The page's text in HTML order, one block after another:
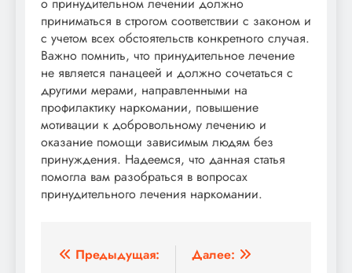
приниматься в строгом соответствии с законом и
с учетом всех обстоятельств конкретного случая.
Важно помнить, что принудительное лечение
не является панацеей и должно сочетаться с
другими мерами, направленными на
профилактику наркомании, повышение
мотивации к добровольному лечению и
оказание помощи зависимым людям без
принуждения. Надеемся, что данная статья
помогла вам разобраться в вопросах
принудительного лечения наркомании.
Навигация
Предыдущая:
Далее: